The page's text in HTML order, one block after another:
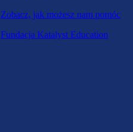
Zobacz, jak możesz nam pomóc
Fundacja Katalyst Education